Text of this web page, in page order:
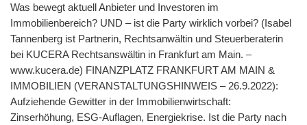
Was bewegt aktuell Anbieter und Investoren im
Immobilienbereich? UND – ist die Party wirklich vorbei? (Isabel
Tannenberg ist Partnerin, Rechtsanwältin und Steuerberaterin
bei KUCERA Rechtsanswältin in Frankfurt am Main. –
www.kucera.de) FINANZPLATZ FRANKFURT AM MAIN &
IMMOBILIEN (VERANSTALTUNGSHINWEIS – 26.9.2022):
Aufziehende Gewitter in der Immobilienwirtschaft:
Zinserhöhung, ESG-Auflagen, Energiekrise. Ist die Party nach